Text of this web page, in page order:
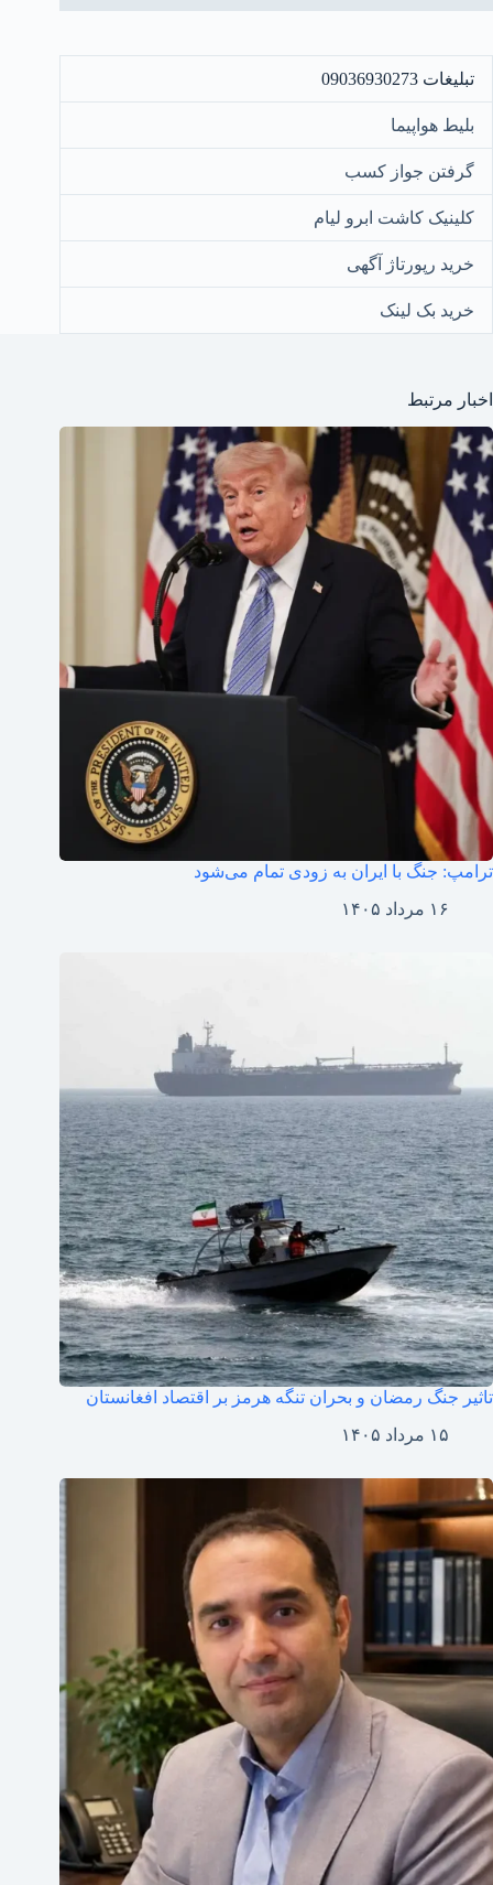
تبلیغات 09036930273
بلیط هواپیما
گرفتن جواز کسب
کلینیک کاشت ابرو لیام
خرید رپورتاژ آگهی
خرید بک لینک
اخبار مرتبط
ترامپ: جنگ با ایران به زودی تمام می‌شود
۱۶ مرداد ۱۴۰۵
تاثیر جنگ رمضان و بحران تنگه هرمز بر اقتصاد افغانستان
۱۵ مرداد ۱۴۰۵